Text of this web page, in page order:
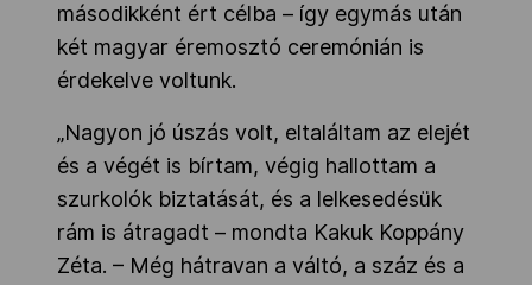
másodikként ért célba – így egymás után
két magyar éremosztó ceremónián is
érdekelve voltunk.
„Nagyon jó úszás volt, eltaláltam az elejét
és a végét is bírtam, végig hallottam a
szurkolók biztatását, és a lelkesedésük
rám is átragadt – mondta Kakuk Koppány
Zéta. – Még hátravan a váltó, a száz és a